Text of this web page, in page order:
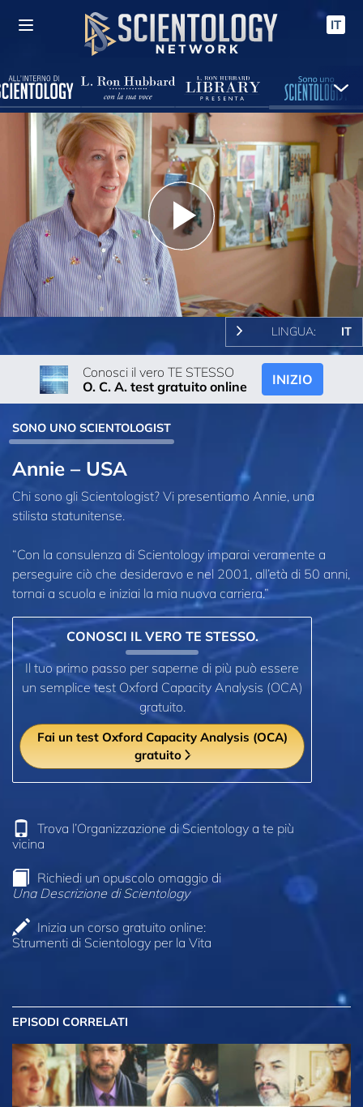
IT
Play
Video
LINGUA: IT
Conosci il vero TE STESSO
O. C. A. test gratuito online
INIZIO
SONO UNO SCIENTOLOGIST
Annie – USA
Chi sono gli Scientologist? Vi presentiamo Annie, una
stilista statunitense.
“Con la consulenza di Scientology imparai veramente a
perseguire ciò che desideravo e nel 2001, all’età di 50 anni,
tornai a scuola e iniziai la mia nuova carriera.”
CONOSCI IL VERO TE STESSO.
Il tuo primo passo per saperne di più può essere
un semplice test Oxford Capacity Analysis (OCA)
gratuito.
Fai un test Oxford Capacity Analysis (OCA)
gratuito
Trova l’Organizzazione di Scientology a te più
vicina
Richiedi un opuscolo omaggio di
Una Descrizione di Scientology
Inizia un corso gratuito online:
Strumenti di Scientology per la Vita
EPISODI CORRELATI